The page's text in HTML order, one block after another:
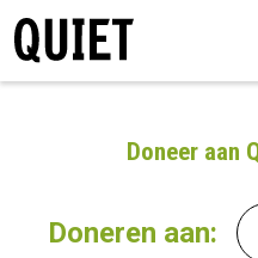
Doneer aan
Doneren aan: